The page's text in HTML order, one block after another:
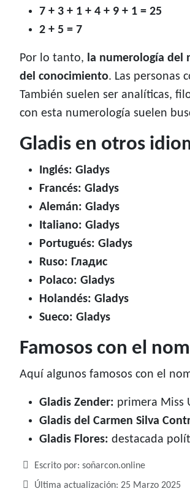
7 + 3 + 1 + 4 + 9 + 1 = 25
2 + 5 = 7
Por lo tanto, la numerología del
del conocimiento. Las personas
También suelen ser analíticas,
con esta numerología suelen
Gladis en otros
Inglés: Gladys
Francés: Gladys
Alemán: Gladys
Italiano: Gladys
Portugués: Gladys
Ruso: Гладис
Polaco: Gladys
Holandés: Gladys
Sueco: Gladys
Famosos con el
Aquí algunos famosos con el
Gladis Zender: primera Miss
Gladis del Carmen Silva
Gladis Flores: destacada
Detalles
Escrito por: soñarcon.online
Última actualización: 25 Marzo 2025